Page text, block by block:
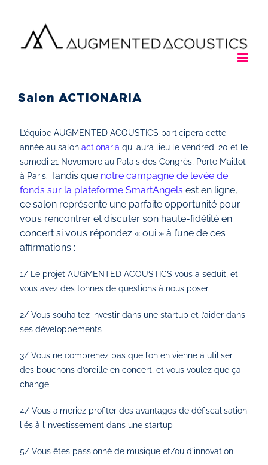
contenu
Salon ACTIONARIA
L’équipe AUGMENTED ACOUSTICS participera cette
année au salon actionaria qui aura lieu le vendredi 20 et le
samedi 21 Novembre au Palais des Congrès, Porte Maillot
à Paris. Tandis que notre campagne de levée de
fonds sur la plateforme SmartAngels est en ligne,
ce salon représente une parfaite opportunité pour
vous rencontrer et discuter son haute-fidélité en
concert si vous répondez « oui » à l’une de ces
affirmations :
1/ Le projet AUGMENTED ACOUSTICS vous a séduit, et
vous avez des tonnes de questions à nous poser
2/ Vous souhaitez investir dans une startup et l’aider dans
ses développements
3/ Vous ne comprenez pas que l’on en vienne à utiliser
des bouchons d’oreille en concert, et vous voulez que ça
change
4/ Vous aimeriez profiter des avantages de défiscalisation
liés à l’investissement dans une startup
5/ Vous êtes passionné de musique et/ou d’innovation